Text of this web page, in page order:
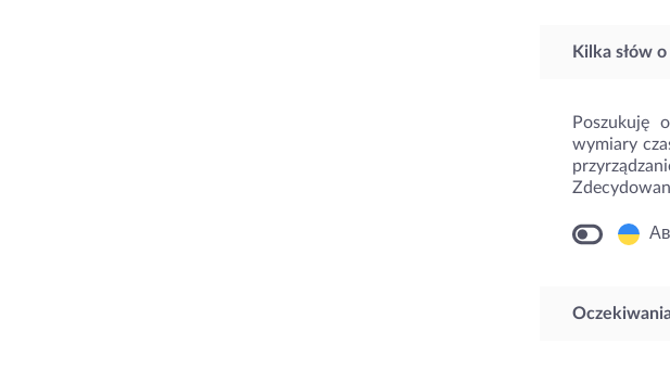
Kilka słów
Poszukuję
wymiary